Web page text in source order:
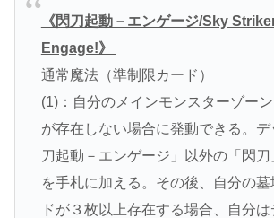
《閃刀起動－エンゲージ/Sky
Engage!》
通常魔法（準制限カード）
(1)：自分のメインモンスターゾー
が存在しない場合に発動できる。デ
刀起動－エンゲージ」以外の「閃
を手札に加える。その後、自分の
ドが３枚以上存在する場合、自分は